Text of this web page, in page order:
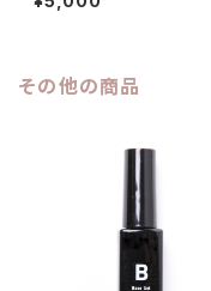
その他の商品